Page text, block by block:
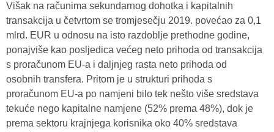
Višak na računima sekundarnog dohotka i kapitalnih
transakcija u četvrtom se tromjesečju 2019. povećao za 0,1
mlrd. EUR u odnosu na isto razdoblje prethodne godine,
ponajviše kao posljedica većeg neto prihoda od transakcija
s proračunom EU-a i daljnjeg rasta neto prihoda od
osobnih transfera. Pritom je u strukturi prihoda s
proračunom EU-a po namjeni bilo tek nešto više sredstava
tekuće nego kapitalne namjene (52% prema 48%), dok je
prema sektoru krajnjega korisnika oko 40% sredstava